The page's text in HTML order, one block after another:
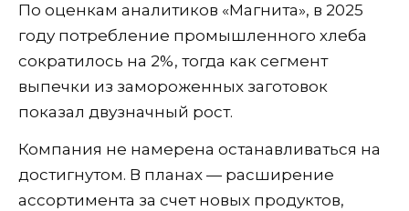
По оценкам аналитиков «Магнита», в 2025
году потребление промышленного хлеба
сократилось на 2%, тогда как сегмент
выпечки из замороженных заготовок
показал двузначный рост.
Компания не намерена останавливаться на
достигнутом. В планах — расширение
ассортимента за счет новых продуктов,